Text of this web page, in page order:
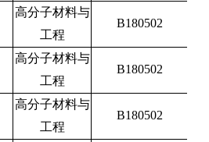
高分子材料与
工程
B180502
高分子材料与
工程
B180502
高分子材料与
工程
B180502